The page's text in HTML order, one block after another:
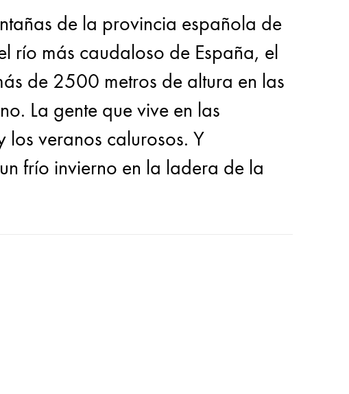
de la provincia española de
río más caudaloso de España, el
de 2500 metros de altura en las
La gente que vive en las
veranos calurosos. Y
frío invierno en la ladera de la